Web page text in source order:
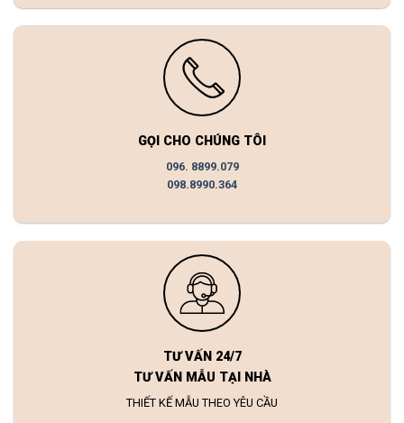
GỌI CHO CHÚNG TÔI
096. 8899.079
098.8990.364
TƯ VẤN 24/7
TƯ VẤN MẪU TẠI NHÀ
THIẾT KẾ MẪU THEO YÊU CẦU